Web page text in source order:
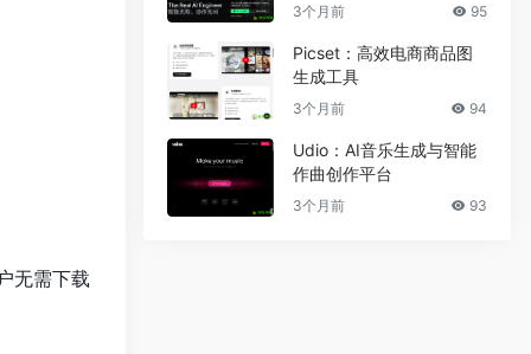
无需下载
3个月前 95
Picset：高效电商商品图
生成工具
3个月前 94
Udio：AI音乐生成与智能
作曲创作平台
3个月前 93